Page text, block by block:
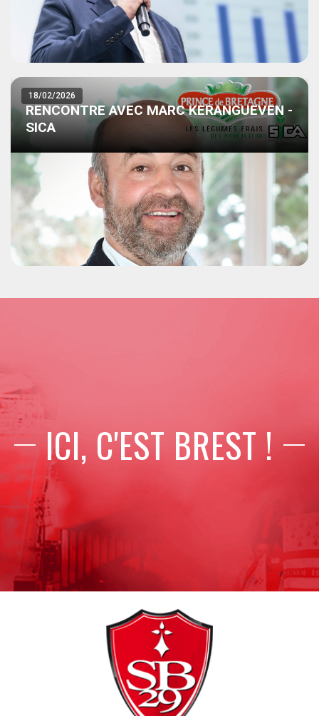
18/02/2026
RENCONTRE AVEC MARC KERANGUEVEN -
SICA
ICI, C'EST BREST !